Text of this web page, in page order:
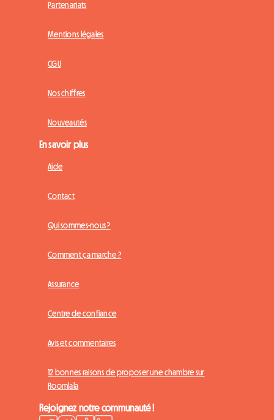
Partenariats
Mentions légales
CGU
Nos chiffres
Nouveautés
En savoir plus
Aide
Contact
Qui sommes-nous ?
Comment ça marche ?
Assurance
Centre de confiance
Avis et commentaires
12 bonnes raisons de proposer une chambre sur
Roomlala
Rejoignez notre communauté !